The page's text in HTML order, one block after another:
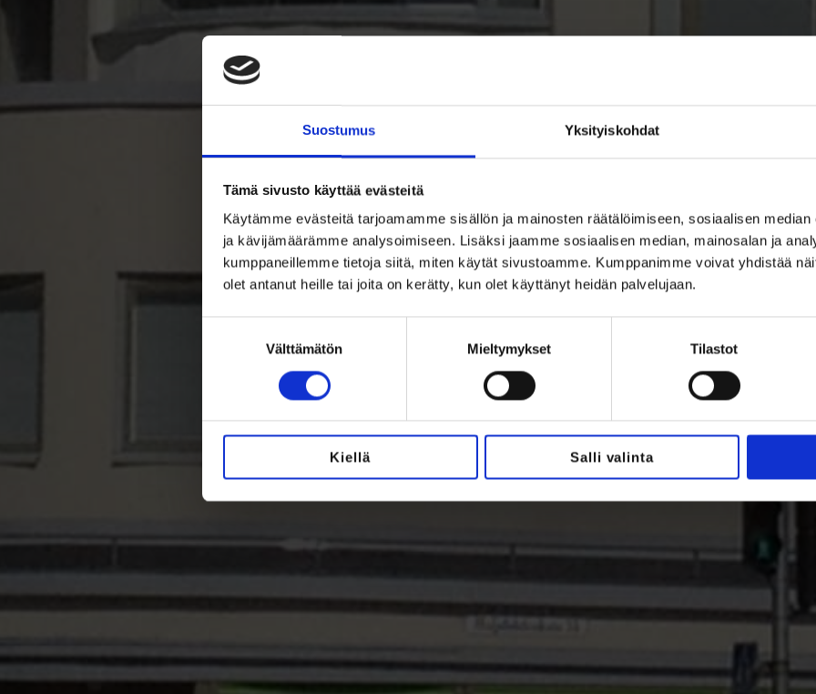
Suostumus Yksityiskohdat
Tämä sivusto käyttää evästeitä
Käytämme evästeitä tarjoamamme sisällön ja mainosten räätälöimiseen, sosiaalisen
ja kävijämäärämme analysoimiseen. Lisäksi jaamme sosiaalisen median, mainosalan ja
kumppaneillemme tietoja siitä, miten käytät sivustoamme. Kumppanimme voivat yhdistää
olet antanut heille tai joita on kerätty, kun olet käyttänyt heidän palvelujaan.
Välttämätön Mieltymykset Tilastot
Kiellä Salli valinta